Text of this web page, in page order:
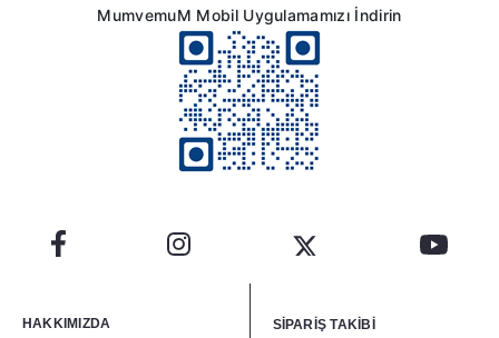
MumvemuM Mobil Uygulamamızı İndirin
HAKKIMIZDA SİPARİŞ TAKİBİ